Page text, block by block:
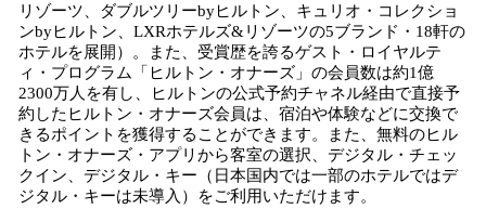
リゾーツ、ダブルツリーbyヒルトン、キュリオ・コレクショ
ンbyヒルトン、LXRホテルズ&リゾーツの5ブランド・18軒の
ホテルを展開）。また、受賞歴を誇るゲスト・ロイヤルテ
ィ・プログラム「ヒルトン・オナーズ」の会員数は約1億
2300万人を有し、ヒルトンの公式予約チャネル経由で直接予
約したヒルトン・オナーズ会員は、宿泊や体験などに交換で
きるポイントを獲得することができます。また、無料のヒル
トン・オナーズ・アプリから客室の選択、デジタル・チェッ
クイン、デジタル・キー（日本国内では一部のホテルではデ
ジタル・キーは未導入）をご利用いただけます。